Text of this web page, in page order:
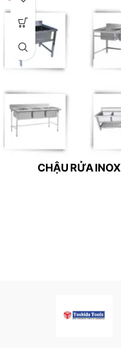
CHẬU RỬA INOX